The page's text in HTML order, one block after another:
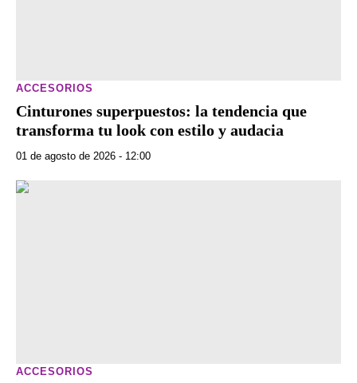
ACCESORIOS
Cinturones superpuestos: la tendencia que
transforma tu look con estilo y audacia
01 de agosto de 2026 - 12:00
ACCESORIOS